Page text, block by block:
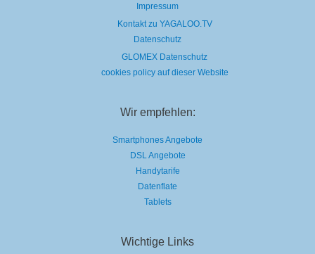
Impressum
Kontakt zu YAGALOO.TV
Datenschutz
GLOMEX Datenschutz
cookies policy auf dieser Website
Wir empfehlen:
Smartphones Angebote
DSL Angebote
Handytarife
Datenflate
Tablets
Wichtige Links